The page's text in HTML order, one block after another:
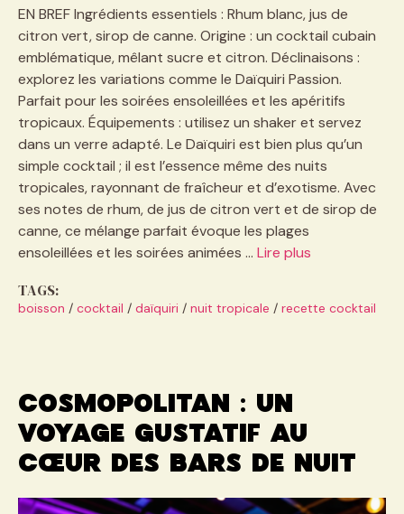
EN BREF Ingrédients essentiels : Rhum blanc, jus de
citron vert, sirop de canne. Origine : un cocktail cubain
emblématique, mêlant sucre et citron. Déclinaisons :
explorez les variations comme le Daïquiri Passion.
Parfait pour les soirées ensoleillées et les apéritifs
tropicaux. Équipements : utilisez un shaker et servez
dans un verre adapté. Le Daïquiri est bien plus qu’un
simple cocktail ; il est l’essence même des nuits
tropicales, rayonnant de fraîcheur et d’exotisme. Avec
ses notes de rhum, de jus de citron vert et de sirop de
canne, ce mélange parfait évoque les plages
ensoleillées et les soirées animées … Lire plus
TAGS:
boisson / cocktail / daïquiri / nuit tropicale / recette cocktail
Cosmopolitan : un
voyage gustatif au
cœur des bars de nuit